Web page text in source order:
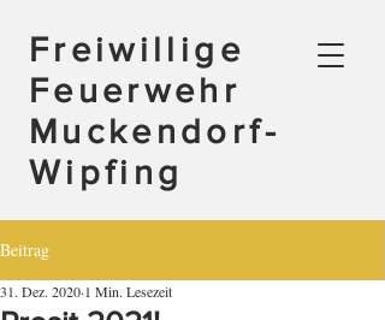
Freiwillige
Feuerwehr
Muckendorf-
Wipfing
Beitrag
31. Dez. 2020 1 Min. Lesezeit